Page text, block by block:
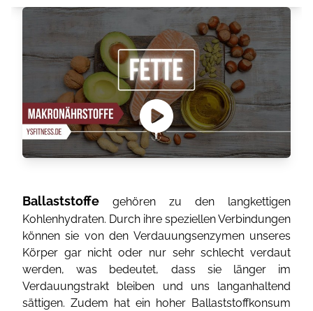
Ballaststoffe gehören zu den langkettigen
Kohlenhydraten. Durch ihre speziellen Verbindungen
können sie von den Verdauungsenzymen unseres
Körper gar nicht oder nur sehr schlecht verdaut
werden, was bedeutet, dass sie länger im
Verdauungstrakt bleiben und uns langanhaltend
sättigen. Zudem hat ein hoher Ballaststoffkonsum